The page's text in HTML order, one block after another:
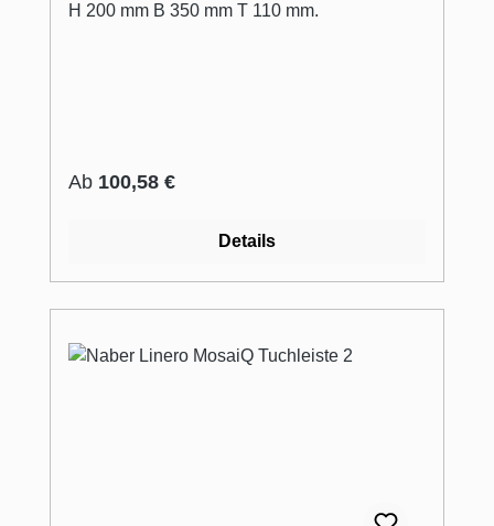
H 200 mm B 350 mm T 110 mm.
Regulärer Preis:
Ab 100,58 €
Details